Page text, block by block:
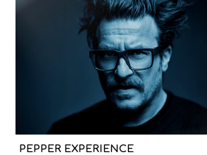
PEPPER EXPERIENCE